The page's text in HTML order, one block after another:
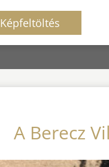
Képfeltöltés
A Berecz